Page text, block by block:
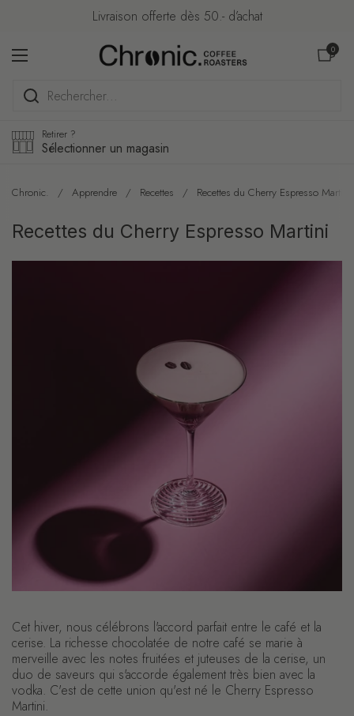
Passer au contenuLivraison offerte dès 50.- d’achat
Ouvrir le menu
Ouvrir le
0
Retirer ?
Sélectionner un magasin
Chronic. / Apprendre / Recettes / Recettes du Cherry Espresso Martini
Recettes du Cherry Espresso Martini
Cet hiver, nous célébrons l'accord parfait entre le café et la
cerise. La richesse chocolatée de notre café se marie à
merveille avec les notes fruitées et juteuses de la cerise, un
duo de saveurs qui s'accorde également très bien avec la
vodka. C'est de cette union qu'est né le Cherry Espresso
Martini.